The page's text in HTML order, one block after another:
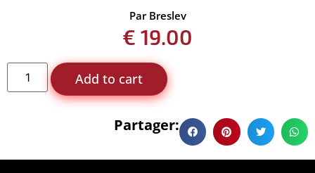
Par Breslev
€ 19.00
Add to cart
Partager: